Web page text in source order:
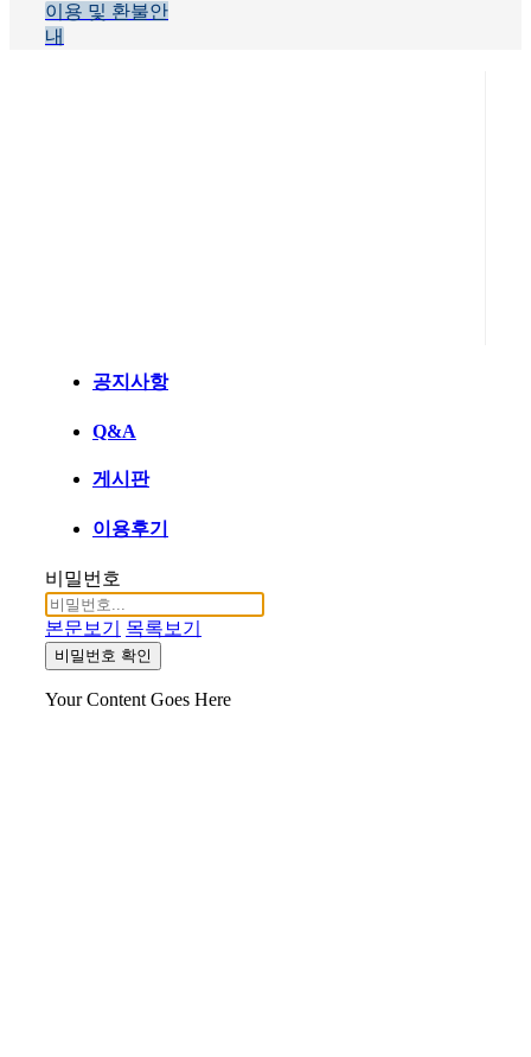
이용 및 환불안
내
공지사항
Q&A
게시판
이용후기
비밀번호
본문보기 목록보기
비밀번호 확인
Your Content Goes Here